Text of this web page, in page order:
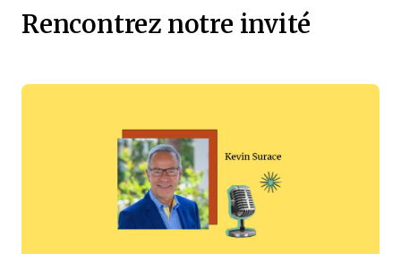
Rencontrez notre invité